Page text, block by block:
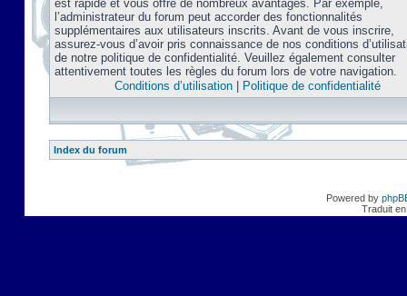
est rapide et vous offre de nombreux avantages. Par exemple,
l’administrateur du forum peut accorder des fonctionnalités
supplémentaires aux utilisateurs inscrits. Avant de vous inscrire,
assurez-vous d’avoir pris connaissance de nos conditions
de notre politique de confidentialité. Veuillez également consulter
attentivement toutes les règles du forum lors de votre navigation.
Conditions d’utilisation| Politique de confidentialité
Index du forum
Powered by
Traduit